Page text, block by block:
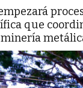
que
minería